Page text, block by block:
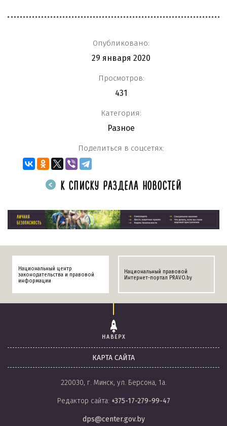
Опубликовано:
29 января 2020
Просмотров:
431
Категория:
Разное
Поделиться в соцсетях:
К СПИСКУ РАЗДЕЛА НОВОСТЕЙ
Национальный центр
законодательства и правовой
информации
Национальный правовой
Интернет-портал PRAVO.by
НАВЕРХ
КАРТА САЙТА
220030, г. Минск, ул. Берсона, 1а.
Редактор сайта: +375-17-279-99-47
dps@center.gov.by